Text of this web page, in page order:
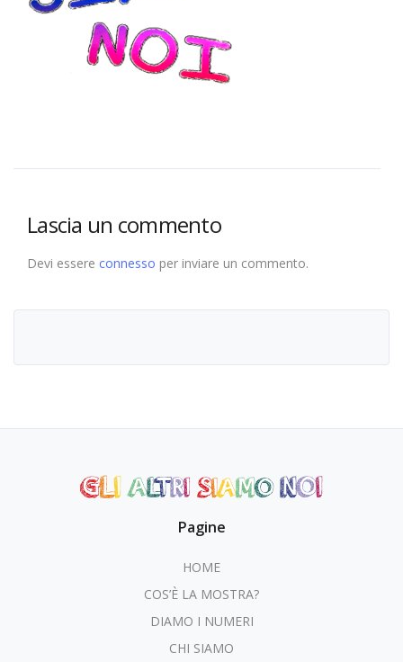
Lascia un commento
Devi essere connesso per inviare un commento.
Pagine
HOME
COS’È LA MOSTRA?
DIAMO I NUMERI
CHI SIAMO